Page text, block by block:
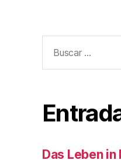
Das Leben